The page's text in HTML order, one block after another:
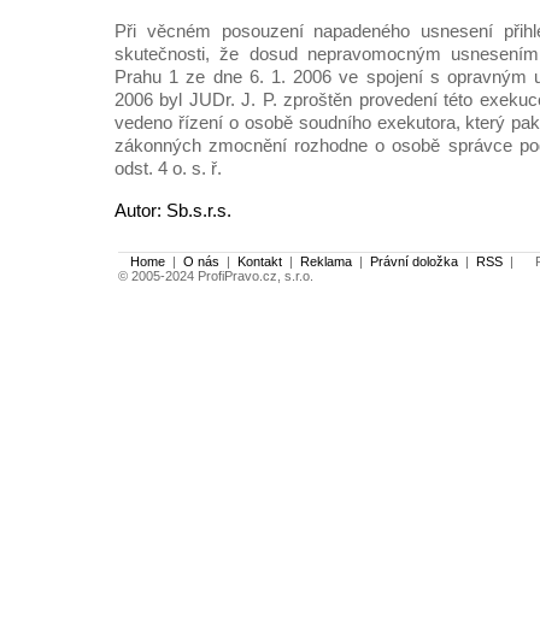
Při věcném posouzení napadeného usnesení
skutečnosti, že dosud nepravomocným
Prahu 1 ze dne 6. 1. 2006 ve spojení s opravným
2006 byl JUDr. J. P. zproštěn provedení této
vedeno řízení o osobě soudního exekutora, který
zákonných zmocnění rozhodne o osobě správce
odst. 4 o. s. ř.
Autor: Sb.s.r.s.
Home | O nás | Kontakt | Reklama | Právní doložka | RSS |
© 2005-2024 ProfiPravo.cz, s.r.o.